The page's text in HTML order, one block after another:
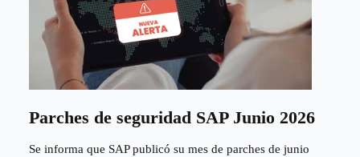
Parches de seguridad SAP Junio 2026
Se informa que SAP publicó su mes de parches de junio